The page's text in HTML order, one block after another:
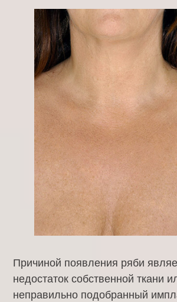
Причиной появления ряби
недостаток собственной ткани
неправильно подобранный